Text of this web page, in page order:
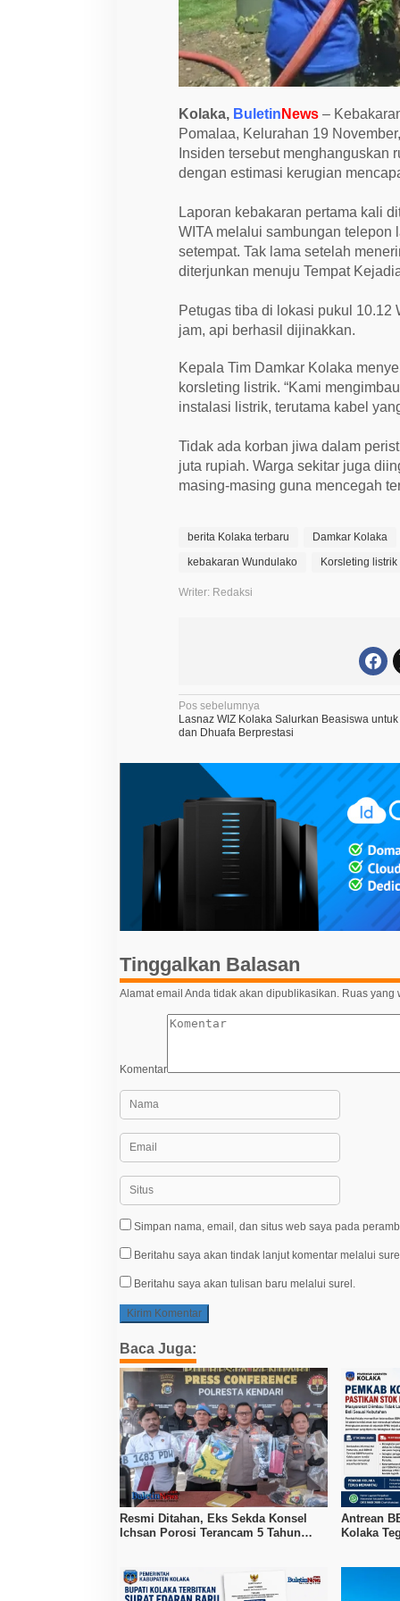
l
a
k
o
,
m
k
r
K
a
k
a
K
e
r
h
a
m
p
a
t
r
m
a
d
a
Kolaka, Buletin News –
Pomalaa, Kelurahan 19
Insiden tersebut menghanguskan
dengan estimasi kerugian
Laporan kebakaran pertama kali
WITA melalui sambungan telepon
setempat. Tak lama setelah
diterjunkan menuju Tempat
Petugas tiba di lokasi pukul 10.12
jam, api berhasil dijinakkan.
Kepala Tim Damkar Kolaka
korsleting listrik. “Kami
instalasi listrik, terutama kabel
Tidak ada korban jiwa dalam
juta rupiah. Warga sekitar juga
masing-masing guna mencegah
berita Kolaka terbaru Damkar Kolaka
kebakaran Wundulako
Korsleting listrik
Writer: Redaksi
N
a
v
g
a
Pos sebelumnya
Lasnaz WIZ Kolaka Salurkan Beasiswa
dan Dhuafa Berprestasi
Tinggalkan Balasan
Alamat email Anda tidak akan dipublikasikan. Ruas yang
Komentar
Simpan nama, email, dan situs web saya pada
Beritahu saya akan tindak lanjut komentar melalui
Beritahu saya akan tulisan baru melalui surel.
Baca Juga:
Resmi Ditahan, Eks Sekda Konsel
Ichsan Porosi Terancam 5 Tahun
Antrean
Kolaka